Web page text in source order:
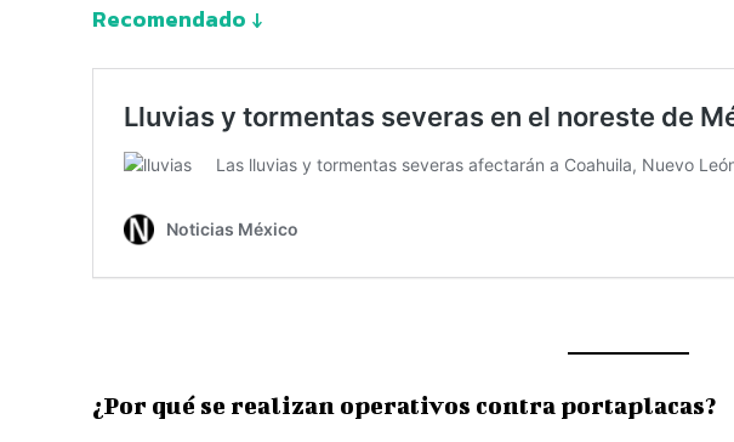
Recomendado ↓
¿Por qué se realizan operativos contra portaplacas?